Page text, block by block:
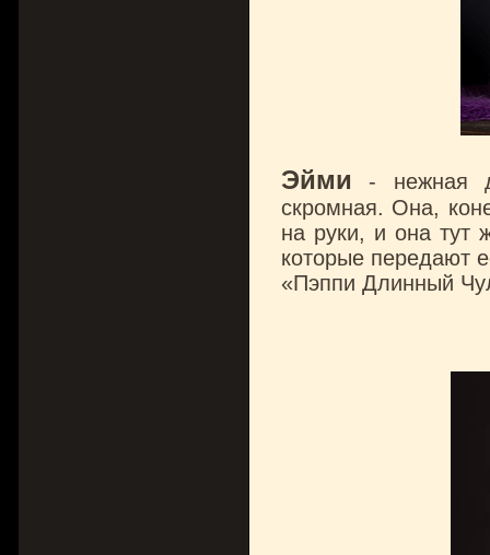
Эйми - нежная
скромная. Она,
на руки, и она тут
которые передают
«Пэппи Длинный